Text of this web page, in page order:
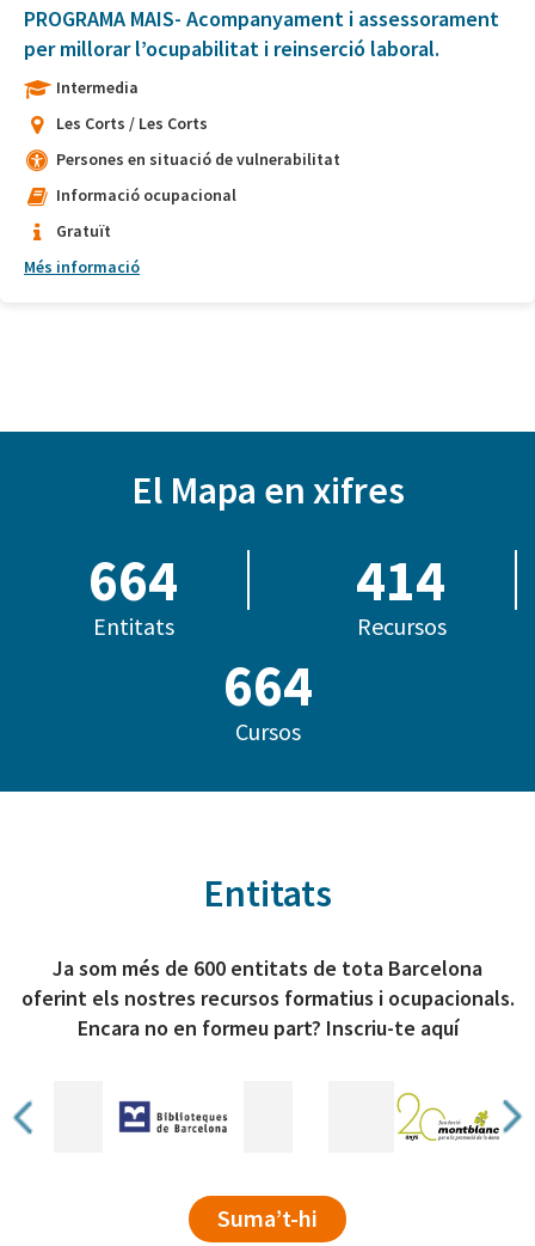
PROGRAMA MAIS- Acompanyament i assessorament
per millorar l’ocupabilitat i reinserció laboral.
Intermedia
Les Corts / Les Corts
Persones en situació de vulnerabilitat
Informació ocupacional
Gratuït
Més informació
El Mapa en xifres
685
Entitats
414
Recursos
803
Cursos
Entitats
Ja som més de 600 entitats de tota Barcelona
oferint els nostres recursos formatius i ocupacionals.
Encara no en formeu part? Inscriu-te aquí
Suma’t-hi